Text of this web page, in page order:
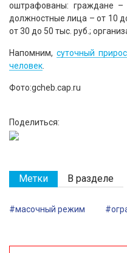
оштрафованы: граждане
должностные лица – от 10
от 30 до 50 тыс. руб.;
Напомним, суточный
человек
Фото:gcheb.cap.ru
Поделиться:
Метки В разделе
#масочный режим